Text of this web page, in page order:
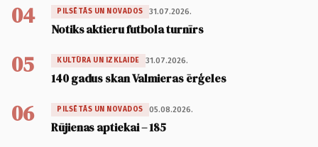
04 PILSĒTĀS UN NOVADOS 31.07.2026.
Notiks aktieru futbola turnīrs
05 KULTŪRA UN IZKLAIDE 31.07.2026.
140 gadus skan Valmieras ērģeles
06 PILSĒTĀS UN NOVADOS 05.08.2026.
Rūjienas aptiekai – 185